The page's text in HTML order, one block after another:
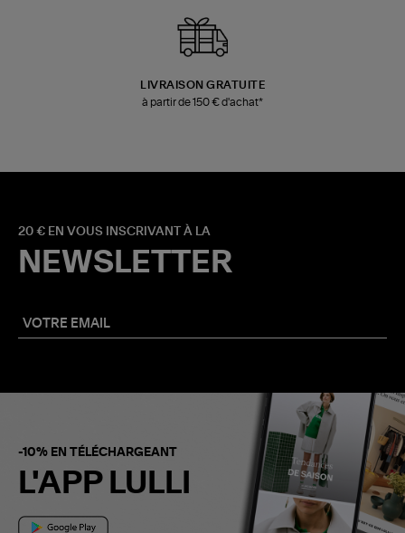
LIVRAISON GRATUITE
à partir de 150 € d'achat*
20 € EN VOUS INSCRIVANT À LA
NEWSLETTER
-10% EN TÉLÉCHARGEANT
L'APP LULLI